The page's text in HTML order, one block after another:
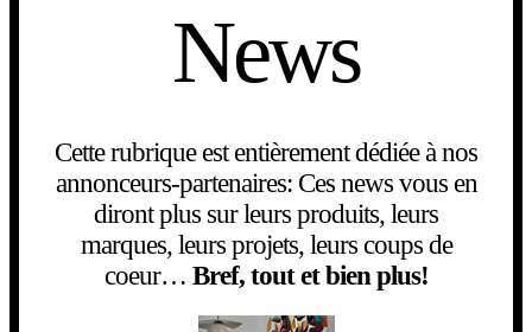
News
Cette rubrique est entièrement dédiée à nos
annonceurs-partenaires: Ces news vous en
diront plus sur leurs produits, leurs
marques, leurs projets, leurs coups de
coeur… Bref, tout et bien plus!